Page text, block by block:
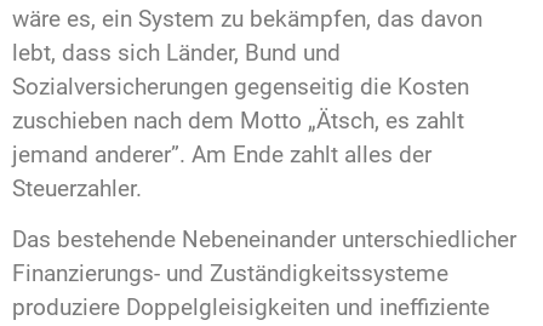
wäre es, ein System zu bekämpfen, das davon
lebt, dass sich Länder, Bund und
Sozialversicherungen gegenseitig die Kosten
zuschieben nach dem Motto „Ätsch, es zahlt
jemand anderer”. Am Ende zahlt alles der
Steuerzahler.
Das bestehende Nebeneinander unterschiedlicher
Finanzierungs- und Zuständigkeitssysteme
produziere Doppelgleisigkeiten und ineffiziente